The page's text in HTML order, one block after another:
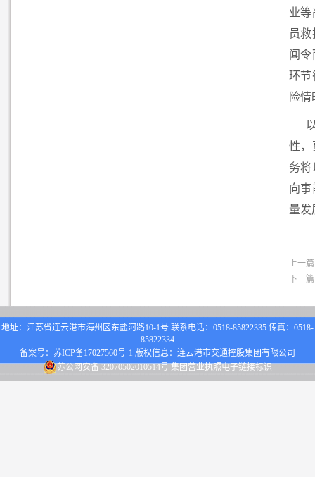
业等
员
闻令
环节
险
性，
务将
向事
量发
上一
下一
地址：江苏省连云港市海州区东盐河路10-1号 联系电话：0518-85822335 传真：0518-
85822334
备案号： 苏ICP备17027560号-1 版权信息：连云港市交通控股集团有限公司
苏公网安备 32070502010514号 集团营业执照电子链接标识